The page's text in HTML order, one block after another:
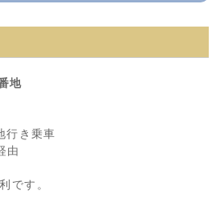
地
行き乗車
由
です。